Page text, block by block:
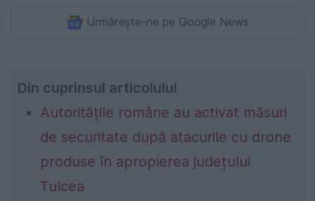
Urmărește-ne pe Google News
Din cuprinsul articolului
Autoritățile române au activat măsuri
de securitate după atacurile cu drone
produse în apropierea județului
Tulcea